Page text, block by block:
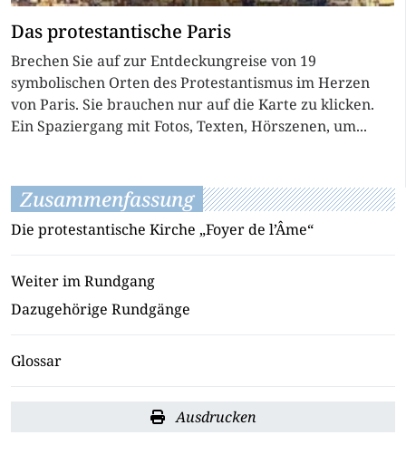
Das protestantische Paris
Brechen Sie auf zur Entdeckungreise von 19
symbolischen Orten des Protestantismus im Herzen
von Paris. Sie brauchen nur auf die Karte zu klicken.
Ein Spaziergang mit Fotos, Texten, Hörszenen, um...
Zusammenfassung
Die protestantische Kirche „Foyer de l’Âme“
Weiter im Rundgang
Dazugehörige Rundgänge
Glossar
Ausdrucken